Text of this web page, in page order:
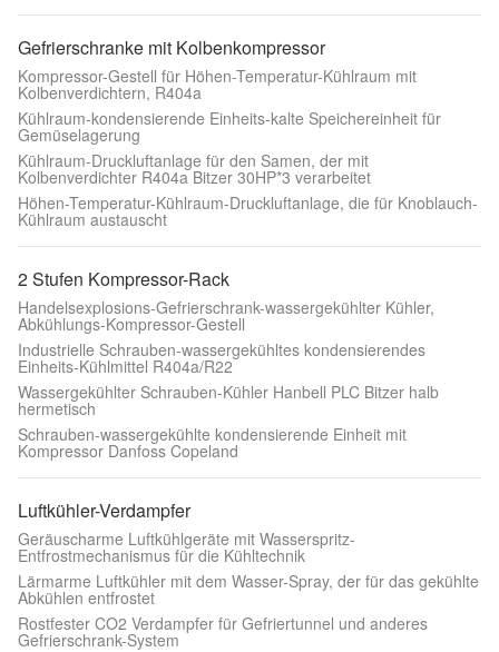
Gefrierschranke mit Kolbenkompressor
Kompressor-Gestell für Höhen-Temperatur-Kühlraum mit
Kolbenverdichtern, R404a
Kühlraum-kondensierende Einheits-kalte Speichereinheit für
Gemüselagerung
Kühlraum-Druckluftanlage für den Samen, der mit
Kolbenverdichter R404a Bitzer 30HP*3 verarbeitet
Höhen-Temperatur-Kühlraum-Druckluftanlage, die für Knoblauch-
Kühlraum austauscht
2 Stufen Kompressor-Rack
Handelsexplosions-Gefrierschrank-wassergekühlter Kühler,
Abkühlungs-Kompressor-Gestell
Industrielle Schrauben-wassergekühltes kondensierendes
Einheits-Kühlmittel R404a/R22
Wassergekühlter Schrauben-Kühler Hanbell PLC Bitzer halb
hermetisch
Schrauben-wassergekühlte kondensierende Einheit mit
Kompressor Danfoss Copeland
Luftkühler-Verdampfer
Geräuscharme Luftkühlgeräte mit Wasserspritz-
Entfrostmechanismus für die Kühltechnik
Lärmarme Luftkühler mit dem Wasser-Spray, der für das gekühlte
Abkühlen entfrostet
Rostfester CO2 Verdampfer für Gefriertunnel und anderes
Gefrierschrank-System